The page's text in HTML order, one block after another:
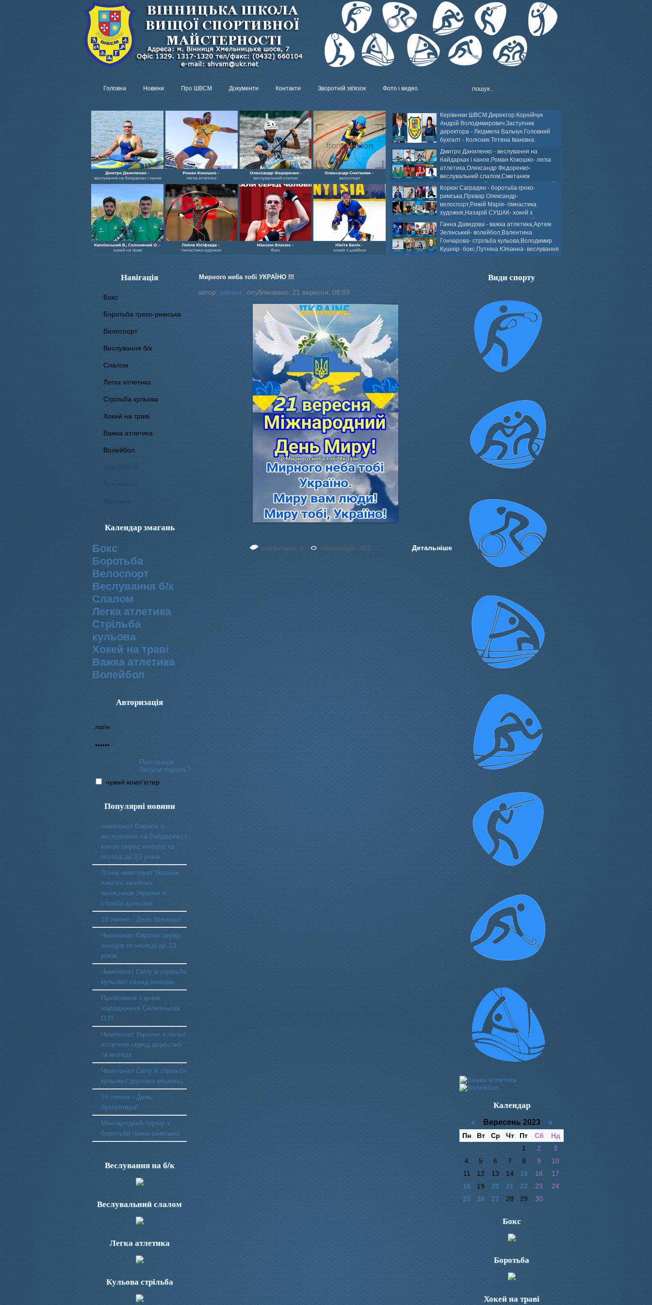
Головна Новини Про ШВСМ Документи Контакти Зворотній зв'язок Фото і видео
Керівники ШВСМ:Директор:Корнійчук
Андрій Володимирович.Заступник
директора - Людмила Вальчук.Головний
бухгалт - Колісник Тетяна Іванівна.
Дмитро Даниленко - веслування на
байдарках і каное,Роман Кокошко- легка
атлетика,Олександр Федоренко-
веслувальний слалом,Сметанюк
Олександр- велоспорт,Каплінський Володимир, Соломяний
Олександр- хокей на траві,Лейла Юсіфзаде- гімнастика
художня,Максим Власюк- бокс,Нікіта БЕЛІК- хокей з шайбою.
Корюн Саградян - боротьба греко-
римська,Превар Олександр-
велоспорт,Рижій Марія- гімнастика
художня,Назарій СУШАК- хокей з
шайбою,Ігор Бичков- боротьба греко-римська,Сергій
Колісник- важка атлетика,Вікторія Добротворська-
веслвальний слалом,Валерія Якушева - волейбол.
Ганна Давидова - важка атлетика,Артем
Зелінський- волейбол,Валентина
Гончарова- стрільба кульова,Володимир
Кушнір- бокс,Путніна Юліанна- веслування
на байдарках і каное,Моїсеєнко Марія- стрільба
кульова,Селезньов Г. веслування на байдарках і
каное,Максим Чекін- бокс.
Навігація
Бокс
Боротьба греко-римська
Велоспорт
Веслування б/к
Cлалом
Легка атлетика
Стрільба кульова
Хокей на траві
Важка атлетика
Волейбол
Документи
Календар змагань
Бокс
Боротьба
Велоспорт
Веслування б/к
Cлалом
Легка атлетика
Стрільба
кульова
Хокей на траві
Важка атлетика
Волейбол
Авторизація
Реєстрація
Забули пароль?
чужий комп'ютер
Популярні новини
чемпіонат Європи з
веслування на байдарках і
каное серед юніорів та
молоді до 23 років.
Літній чемпіонат України
пам'яті загиблих
захисників України зі
стільби кульової.
19 липня - День тренера!
Чемпіонат Європи серед
юніорів та молоді до 23
років.
Чемпіонат Світу зі стрільби
кульової серед юніорів.
Привітання з днем
народження Селезньова
О.П.
Чемпіонат України з легкої
атлетики серед дорослих
та молоді
Чемпіонат Світу зі стрільби
кульової (рухома мішень).
16 липня - День
бухгалтера!
Міжнародний турнір з
боротьби греко-римської.
Веслування на б/к
Веслувальний слалом
Легка атлетика
Кульова стрільба
Мирного неба тобі УКРАЇНО !!!
автор:adminx опубліковано: 21 вересня, 08:09
коментарів: 0 переглядів: 382 Детальніше
Види спорту
Календар
« Вересень 2023 »
Пн Вт Ср Чт Пт Сб
Нд
1
2
3
4
5 6 7 8 9
10
11
12 13 14 15 16
17
18
19 20 21 22 23
24
25
26 27 28 29 30
Бокс
Боротьба
Хокей на траві